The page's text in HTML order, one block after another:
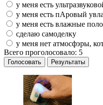
у меня есть
у меня есть пАровый
у меня есть влажные
сделаю самоделку
у меня нет атмосфэры,
Всего проголосовало: 5
Голосовать Результаты